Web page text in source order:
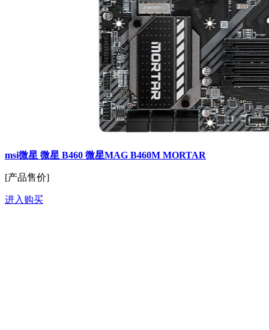
msi微星 微星 B460 微星MAG B460M MORTAR
[产品售价]
进入购买